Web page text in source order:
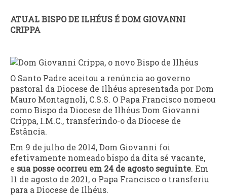
ATUAL BISPO DE ILHÉUS É DOM GIOVANNI
CRIPPA
O Santo Padre aceitou a renúncia ao governo
pastoral da Diocese de Ilhéus apresentada por Dom
Mauro Montagnoli, C.S.S. O Papa Francisco nomeou
como Bispo da Diocese de Ilhéus Dom Giovanni
Crippa, I.M.C., transferindo-o da Diocese de
Estância.
Em 9 de julho de 2014, Dom Giovanni foi
efetivamente nomeado bispo da dita sé vacante,
e sua posse ocorreu em 24 de agosto seguinte. Em
11 de agosto de 2021, o Papa Francisco o transferiu
para a Diocese de Ilhéus.